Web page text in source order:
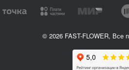
© 2026 FAST-FLOWER, Все